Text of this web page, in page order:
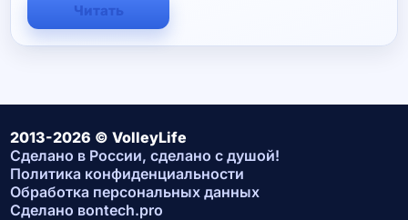
Читать
2013-2026 © VolleyLife
Сделано в России, сделано с душой!
Политика конфиденциальности
Обработка персональных данных
Сделано вontech.pro